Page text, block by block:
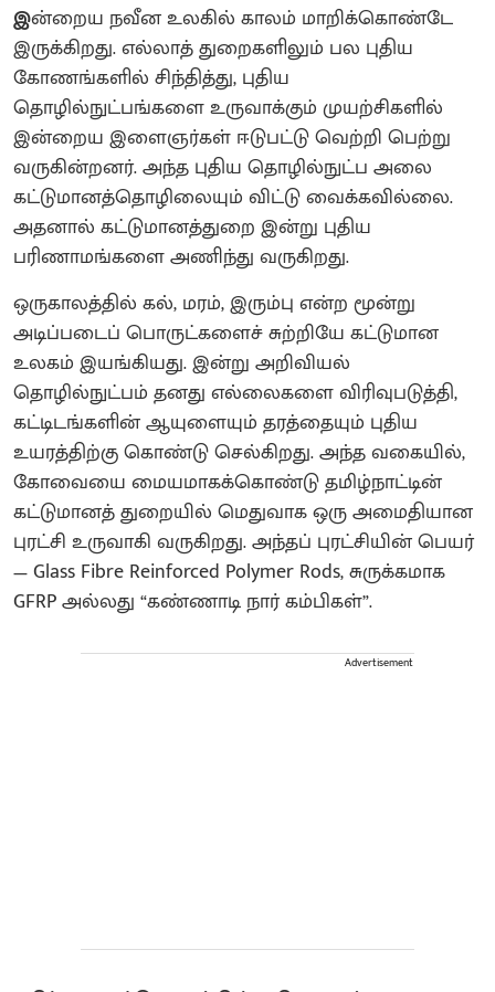
இன்றைய நவீன உலகில் காலம் மாறிக்கொண்டே
இருக்கிறது. எல்லாத் துறைகளிலும் பல புதிய
கோணங்களில் சிந்தித்து, புதிய
தொழில்நுட்பங்களை உருவாக்கும் முயற்சிகளில்
இன்றைய இளைஞர்கள் ஈடுபட்டு வெற்றி பெற்று
வருகின்றனர். அந்த புதிய தொழில்நுட்ப அலை
கட்டுமானத்தொழிலையும் விட்டு வைக்கவில்லை.
அதனால் கட்டுமானத்துறை இன்று புதிய
பரிணாமங்களை அணிந்து வருகிறது.
ஒருகாலத்தில் கல், மரம், இரும்பு என்ற மூன்று
அடிப்படைப் பொருட்களைச் சுற்றியே கட்டுமான
உலகம் இயங்கியது. இன்று அறிவியல்
தொழில்நுட்பம் தனது எல்லைகளை விரிவுபடுத்தி,
கட்டிடங்களின் ஆயுளையும் தரத்தையும் புதிய
உயரத்திற்கு கொண்டு செல்கிறது. அந்த வகையில்,
கோவையை மையமாகக்கொண்டு தமிழ்நாட்டின்
கட்டுமானத் துறையில் மெதுவாக ஒரு அமைதியான
புரட்சி உருவாகி வருகிறது. அந்தப் புரட்சியின் பெயர்
— Glass Fibre Reinforced Polymer Rods, சுருக்கமாக
GFRP அல்லது “கண்ணாடி நார் கம்பிகள்”.
Advertisement